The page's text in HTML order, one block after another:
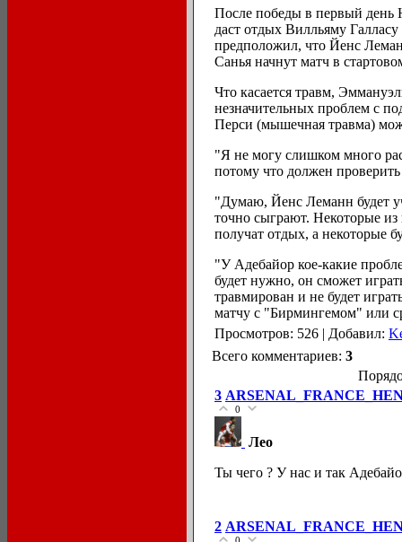
После победы в первый день
даст отдых Вилльяму
предположил, что Йенс
Санья начнут матч в
Что касается травм,
незначительных проблем с
Перси (мышечная травма)
"Я не могу слишком много
потому что должен
"Думаю, Йенс Леманн будет
точно сыграют. Некоторые из
получат отдых, а некоторые
"У Адебайор кое-какие
будет нужно, он сможет
травмирован и не будет
матчу с "Бирмингемом" или
Просмотров: 526 | Добавил:
Всего комментариев: 3
3
0
Лео
Ты чего ? У нас и так
2